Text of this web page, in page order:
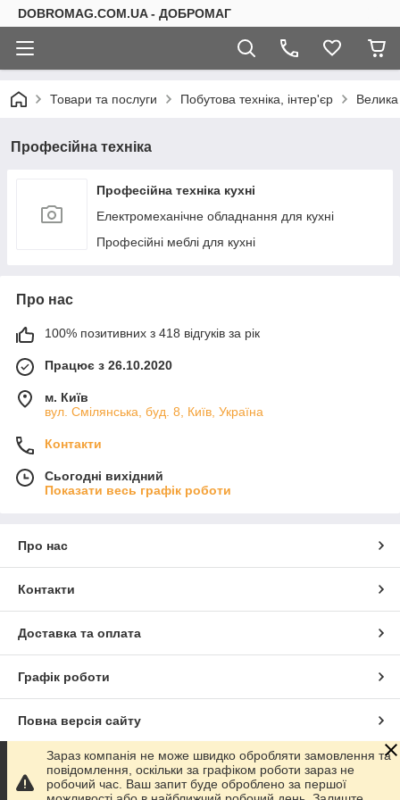
DOBROMAG.COM.UA - ДОБРОМАГ
Товари та послуги Побутова техніка, інтер'єр Велика
Професійна техніка
Професійна техніка кухні
Електромеханічне обладнання для кухні
Професійні меблі для кухні
Про нас
100% позитивних з 418 відгуків за рік
Працює з 26.10.2020
м. Київ
вул. Смілянська, буд. 8, Київ, Україна
Контакти
Сьогодні вихідний
Показати весь графік роботи
Про нас
Контакти
Доставка та оплата
Графік роботи
Повна версія сайту
Сайт створено на маркетплейсіProm.ua
Зараз компанія не може швидко обробляти замовлення та
повідомлення, оскільки за графіком роботи зараз не
робочий час. Ваш запит буде оброблено за першої